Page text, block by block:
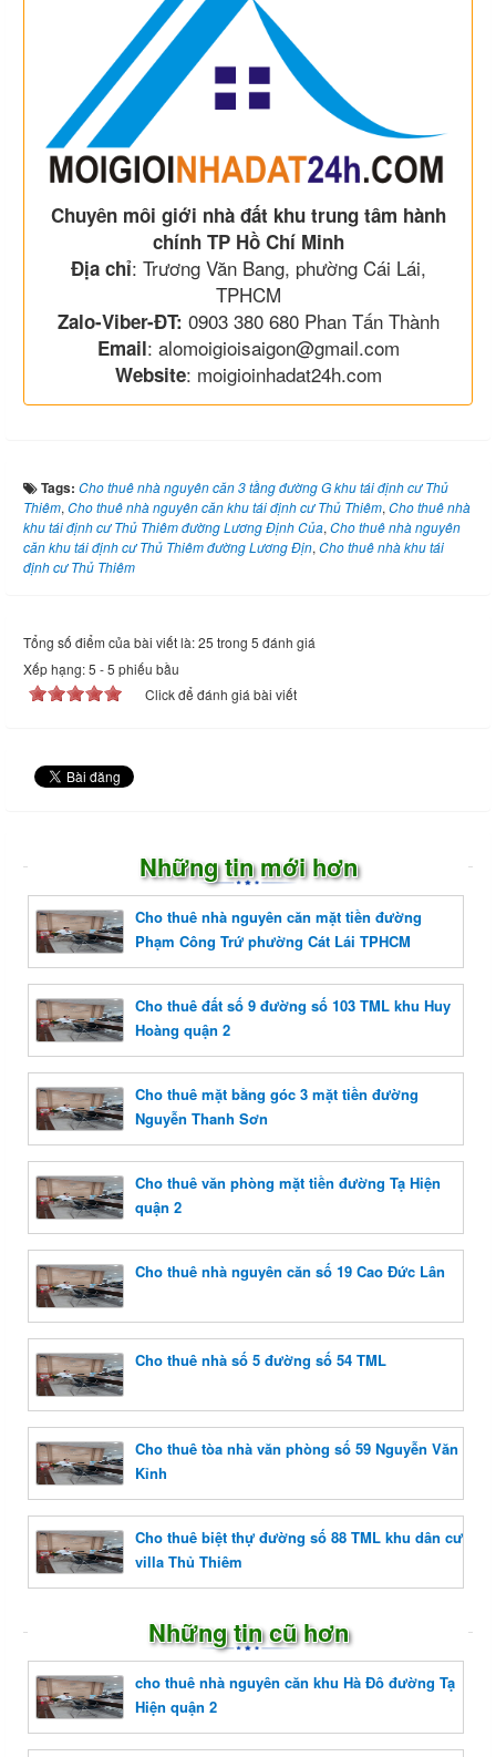
Chuyên môi giới nhà đất khu trung tâm hành
chính TP Hồ Chí Minh
Địa chỉ: Trương Văn Bang, phường Cái Lái,
TPHCM
Zalo-Viber-ĐT: 0903 380 680 Phan Tấn Thành
Email: alomoigioisaigon@gmail.com
Website: moigioinhadat24h.com
Tags: Cho thuê nhà nguyên căn 3 tầng đường G khu tái định cư Thủ
Thiêm, Cho thuê nhà nguyên căn khu tái định cư Thủ Thiêm, Cho thuê nhà
khu tái định cư Thủ Thiêm đường Lương Định Của, Cho thuê nhà nguyên
căn khu tái định cư Thủ Thiêm đường Lương Địn, Cho thuê nhà khu tái
định cư Thủ Thiêm
Tổng số điểm của bài viết là: 25 trong 5 đánh giá
Xếp hạng:5 -5 phiếu bầu
Click để đánh giá bài viết
Những tin mới hơn
Cho thuê nhà nguyên căn mặt tiền đường
Phạm Công Trứ phường Cát Lái TPHCM
Cho thuê đất số 9 đường số 103 TML khu Huy
Hoàng quận 2
Cho thuê mặt bằng góc 3 mặt tiền đường
Nguyễn Thanh Sơn
Cho thuê văn phòng mặt tiền đường Tạ Hiện
quận 2
Cho thuê nhà nguyên căn số 19 Cao Đức Lân
Cho thuê nhà số 5 đường số 54 TML
Cho thuê tòa nhà văn phòng số 59 Nguyễn Văn
Kỉnh
Cho thuê biệt thự đường số 88 TML khu dân cư
villa Thủ Thiêm
Những tin cũ hơn
cho thuê nhà nguyên căn khu Hà Đô đường Tạ
Hiện quận 2